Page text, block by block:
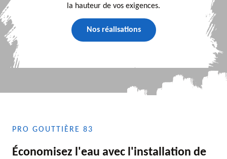
la hauteur de vos exigences.
Nos réalisations
PRO GOUTTIÈRE 83
Économisez l'eau avec l'installation de